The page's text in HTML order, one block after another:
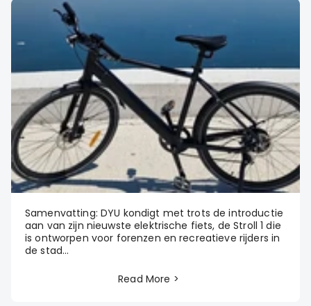
Samenvatting: DYU kondigt met trots de introductie
aan van zijn nieuwste elektrische fiets, de Stroll 1 die
is ontworpen voor forenzen en recreatieve rijders in
de stad...
Read More >